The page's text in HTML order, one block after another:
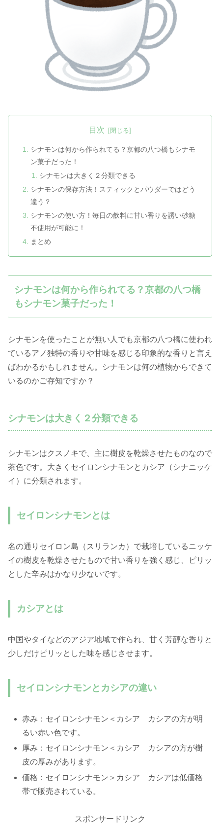
目次
シナモンは何から作られてる？京都の八つ橋もシナモ
ン菓子だった！
シナモンは大きく２分類できる
シナモンの保存方法！スティックとパウダーではどう
違う？
シナモンの使い方！毎日の飲料に甘い香りを誘い砂糖
不使用が可能に！
まとめ
シナモンは何から作られてる？京都の八つ橋
もシナモン菓子だった！
シナモンを使ったことが無い人でも京都の八つ橋に使われ
ているアノ独特の香りや甘味を感じる印象的な香りと言え
ばわかるかもしれません。シナモンは何の植物からできて
いるのかご存知ですか？
シナモンは大きく２分類できる
シナモンはクスノキで、主に樹皮を乾燥させたものなので
茶色です。大きくセイロンシナモンとカシア（シナニッケ
イ）に分類されます。
セイロンシナモンとは
名の通りセイロン島（スリランカ）で栽培しているニッケ
イの樹皮を乾燥させたもので甘い香りを強く感じ、ピリッ
とした辛みはかなり少ないです。
カシアとは
中国やタイなどのアジア地域で作られ、甘く芳醇な香りと
少しだけピリッとした味を感じさせます。
セイロンシナモンとカシアの違い
赤み：セイロンシナモン＜カシア カシアの方が明
るい赤い色です。
厚み：セイロンシナモン＜カシア カシアの方が樹
皮の厚みがあります。
価格：セイロンシナモン＞カシア カシアは低価格
帯で販売されている。
スポンサードリンク